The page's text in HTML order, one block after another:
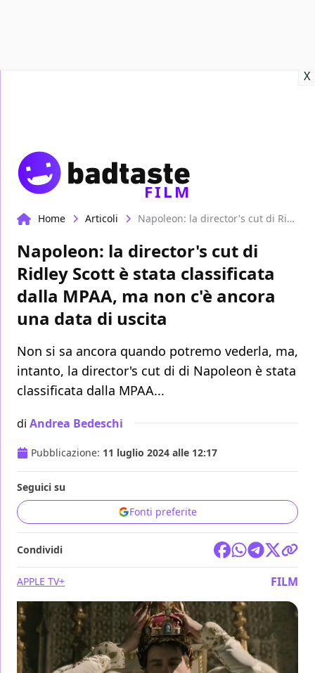
X
FILM
Home Articoli Napoleon: la director's cut di Ridley Scott è stata classificata dalla MPAA, ma non c'è ancora una data di uscita
Napoleon: la director's cut di
Ridley Scott è stata classificata
dalla MPAA, ma non c'è ancora
una data di uscita
Non si sa ancora quando potremo vederla, ma,
intanto, la director's cut di di Napoleon è stata
classificata dalla MPAA...
di Andrea Bedeschi
Pubblicazione: 11 luglio 2024 alle 12:17
Seguici su
Fonti preferite
Condividi
APPLE TV+ FILM